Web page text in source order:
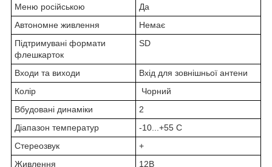
Меню російською
Да
Автономне живлення
Немає
Підтримувані формати
флешкарток
SD
Входи та виходи
Вхід для зовнішньої антени
Колір
Чорний
Вбудовані динаміки
2
Діапазон температур
-10...+55 С
Стереозвук
+
Живлення
12В